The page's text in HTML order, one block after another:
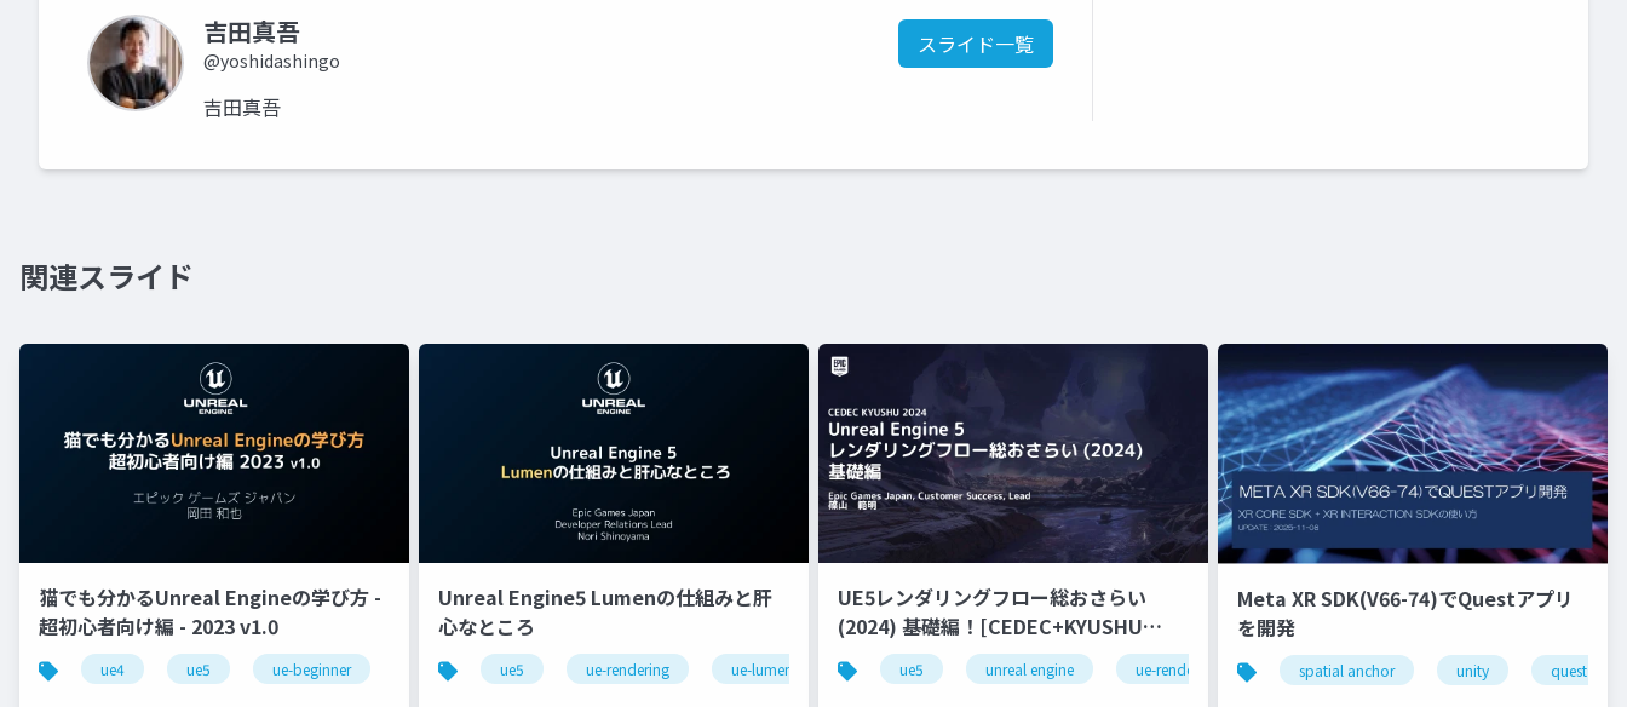
吉田真吾
@yoshidashingo
スライド一覧
吉田真吾
関連スライド
猫でも分かるUnreal Engineの学び方 -
超初心者向け編 - 2023 v1.0
ue4 ue5 ue-beginner
Unreal Engine5 Lumenの仕組みと肝
心なところ
ue5 ue-rendering ue-lumen
UE5レンダリングフロー総おさらい
(2024) 基礎編！[CEDEC+KYUSHU
2024] ue5 unreal engine ue-rendering
Meta XR SDK(V66-74)でQuestアプリ
を開発
spatial anchor unity quest pro